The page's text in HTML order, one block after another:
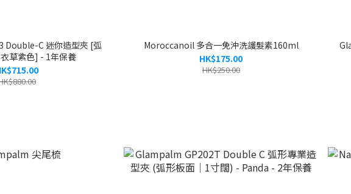
Double-C 迷你造型夾 [弧
草紫色] - 1年保養
Moroccanoil 多合一免沖洗護髮素160ml
HK$175.00
HK$250.00